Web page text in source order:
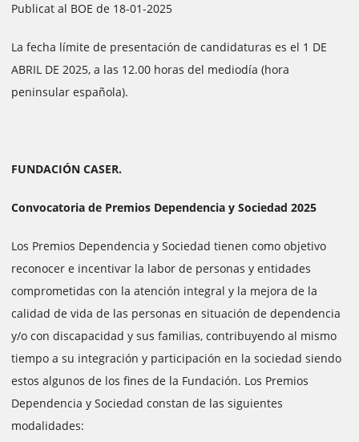
Publicat al BOE de 18-01-2025
La fecha límite de presentación de candidaturas es el 1 DE
ABRIL DE 2025, a las 12.00 horas del mediodía (hora
peninsular española).
FUNDACIÓN CASER.
Convocatoria de Premios Dependencia y Sociedad 2025
Los Premios Dependencia y Sociedad tienen como objetivo
reconocer e incentivar la labor de personas y entidades
comprometidas con la atención integral y la mejora de la
calidad de vida de las personas en situación de dependencia
y/o con discapacidad y sus familias, contribuyendo al mismo
tiempo a su integración y participación en la sociedad siendo
estos algunos de los fines de la Fundación. Los Premios
Dependencia y Sociedad constan de las siguientes
modalidades: